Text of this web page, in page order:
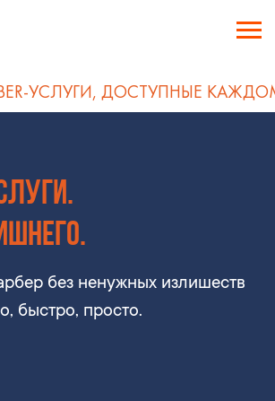
BARBER-УСЛУГИ,
без ненужных излишеств
быстро, просто.